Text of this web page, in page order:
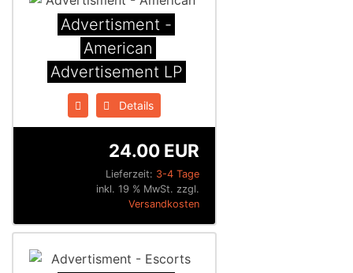
Advertisment -
American
Advertisement LP
Details
Lieferzeit: 3-4 Tage
24.00 EUR
inkl. 19 % MwSt. zzgl.
Versandkosten